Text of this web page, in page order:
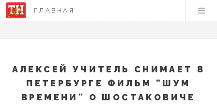
ГЛАВНАЯ
АЛЕКСЕЙ УЧИТЕЛЬ СНИМАЕТ В
ПЕТЕРБУРГЕ ФИЛЬМ "ШУМ
ВРЕМЕНИ" О ШОСТАКОВИЧЕ